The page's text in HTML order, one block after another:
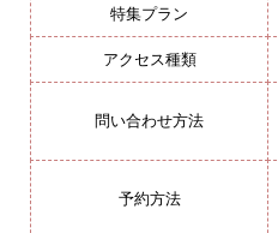
特集プラン
アクセス種類
問い合わせ方法
予約方法